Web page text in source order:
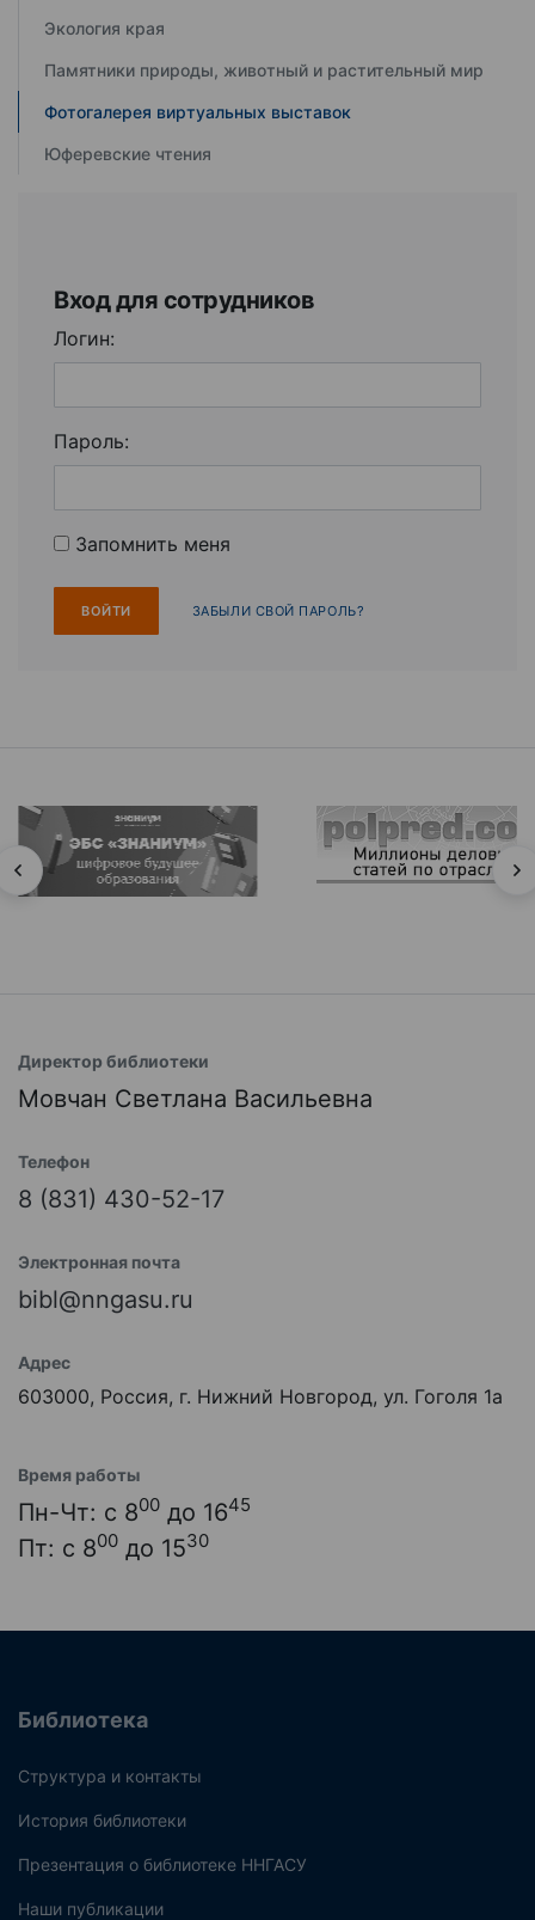
Экология края
Памятники природы, животный и растительный мир
Фотогалерея виртуальных выставок
Юферевские чтения
Вход для сотрудников
Логин:
Пароль:
Запомнить меня
ЗАБЫЛИ СВОЙ ПАРОЛЬ?
Директор библиотеки
Мовчан Светлана Васильевна
Телефон
8 (831) 430-52-17
Электронная почта
bibl@nngasu.ru
Адрес
603000, Россия, г. Нижний Новгород, ул. Гоголя 1а
Время работы
Пн-Чт: с 800 до 1645
Пт: с 800 до 1530
Библиотека
Структура и контакты
История библиотеки
Презентация о библиотеке ННГАСУ
Наши публикации